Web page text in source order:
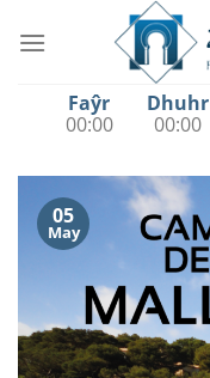
Faŷr
00:00
Dhuhr
00:00
05
May